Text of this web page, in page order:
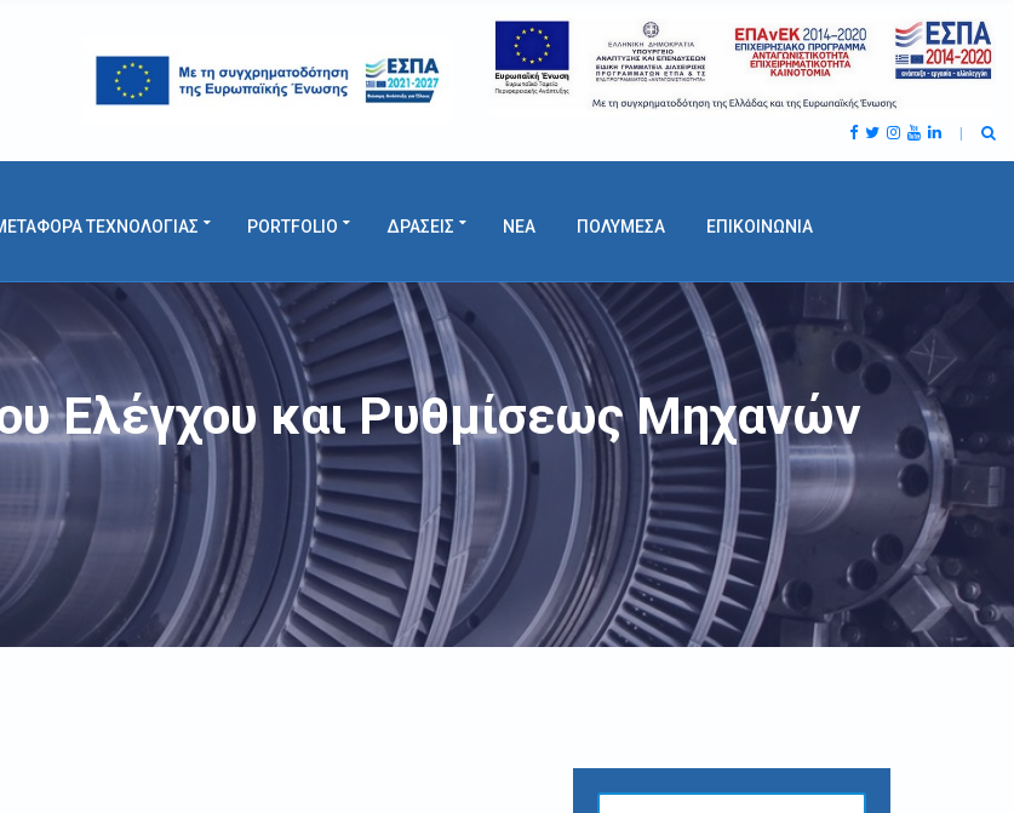
ΤΕΧΝΟΛΟΓΙΑΣ PORTFOLIO ΔΡΑΣΕΙΣ ΝΕΑ ΠΟΛΥΜΕΣΑ ΕΠΙΚΟΙΝΩΝΙΑ
Ελέγχου και Ρυθμίσεως Μηχανών
SEARCH